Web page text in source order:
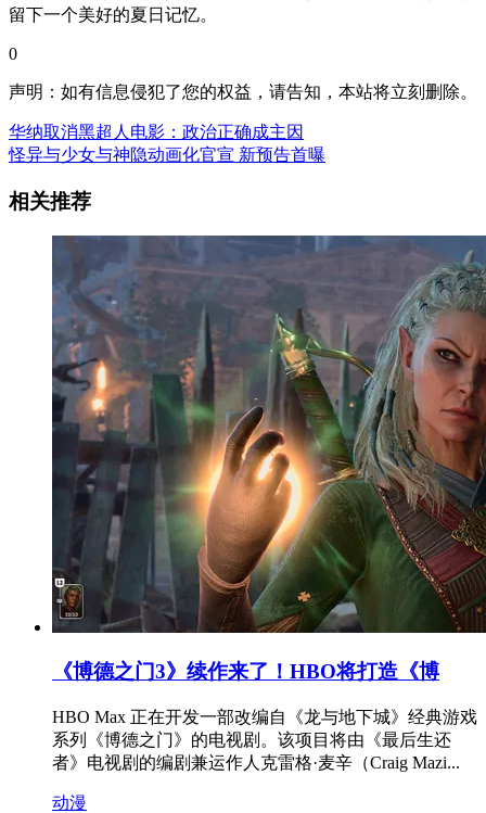
留下一个美好的夏日记忆。
0
声明：如有信息侵犯了您的权益，请告知，本站将立刻删除。
华纳取消黑超人电影：政治正确成主因
怪异与少女与神隐动画化官宣 新预告首曝
相关推荐
《博德之门3》续作来了！HBO将打造《博
HBO Max 正在开发一部改编自《龙与地下城》经典游戏
系列《博德之门》的电视剧。该项目将由《最后生还
者》电视剧的编剧兼运作人克雷格·麦辛（Craig Mazi...
动漫